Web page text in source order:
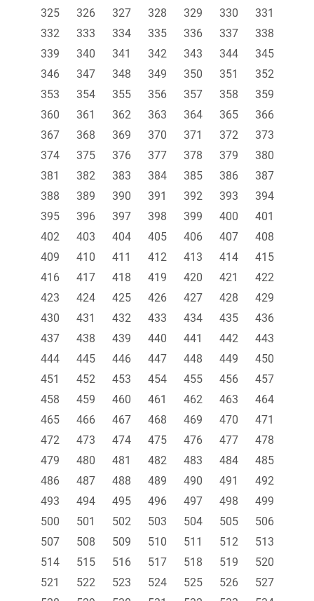
325
326 327 328 329 330
331
332
333 334 335 336 337
338
339
340 341 342 343 344
345
346
347 348 349 350 351
352
353
354 355 356 357 358
359
360
361 362 363 364 365
366
367
368 369 370 371 372
373
374
375 376 377 378 379
380
381
382 383 384 385 386
387
388
389 390 391 392 393
394
395
396 397 398 399 400
401
402
403 404 405 406 407
408
409
410 411 412 413 414
415
416
417 418 419 420 421
422
423
424 425 426 427 428
429
430
431 432 433 434 435
436
437
438 439 440 441 442
443
444
445 446 447 448 449
450
451
452 453 454 455 456
457
458
459 460 461 462 463
464
465
466 467 468 469 470
471
472
473 474 475 476 477
478
479
480 481 482 483 484
485
486
487 488 489 490 491
492
493
494 495 496 497 498
499
500
501 502 503 504 505
506
507
508 509 510 511 512
513
514
515 516 517 518 519
520
521
522 523 524 525 526
527